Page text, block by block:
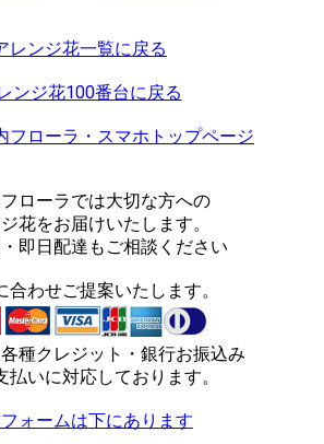
レンジ花一覧に戻る
ンジ花100番台に戻る
フローラ・スマホトップページ
ローラでは大切な方への
花をお届けいたします。
即日配達もご相談ください
合わせご提案いたします。
種クレジット・銀行お振込み
払いに対応しております。
ォームは下にあります